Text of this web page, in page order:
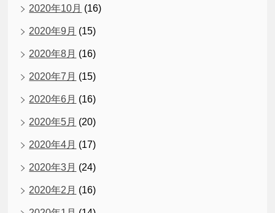
2020年10月 (16)
2020年9月 (15)
2020年8月 (16)
2020年7月 (15)
2020年6月 (16)
2020年5月 (20)
2020年4月 (17)
2020年3月 (24)
2020年2月 (16)